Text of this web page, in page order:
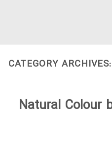
CATEGORY ARCHIVES:
Natural Colour